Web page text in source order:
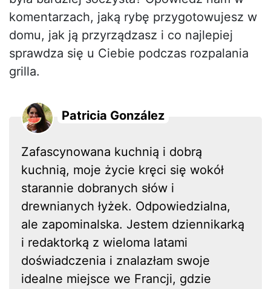
komentarzach, jaką rybę przygotowujesz w
domu, jak ją przyrządzasz i co najlepiej
sprawdza się u Ciebie podczas rozpalania
grilla.
Patricia González
Zafascynowana kuchnią i dobrą
kuchnią, moje życie kręci się wokół
starannie dobranych słów i
drewnianych łyżek. Odpowiedzialna,
ale zapominalska. Jestem dziennikarką
i redaktorką z wieloma latami
doświadczenia i znalazłam swoje
idealne miejsce we Francji, gdzie